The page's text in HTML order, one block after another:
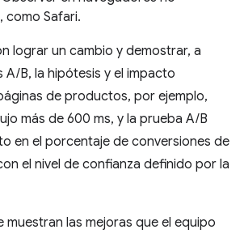
como Safari.
lograr un cambio y demostrar, a
B, la hipótesis y el impacto
de productos, por ejemplo,
más de 600 ms, y la prueba A/B
en el porcentaje de conversiones de
el nivel de confianza definido por la
muestran las mejoras que el equipo